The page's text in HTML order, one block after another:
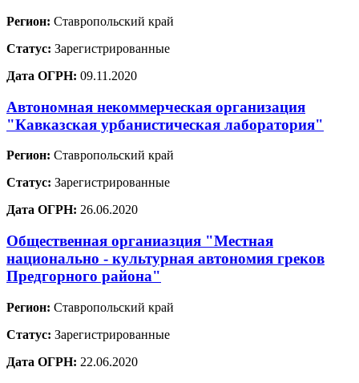
Регион: Ставропольский край
Статус: Зарегистрированные
Дата ОГРН: 09.11.2020
Автономная некоммерческая организация
"Кавказская урбанистическая лаборатория"
Регион: Ставропольский край
Статус: Зарегистрированные
Дата ОГРН: 26.06.2020
Общественная органиазция "Местная
национально - культурная автономия греков
Предгорного района"
Регион: Ставропольский край
Статус: Зарегистрированные
Дата ОГРН: 22.06.2020